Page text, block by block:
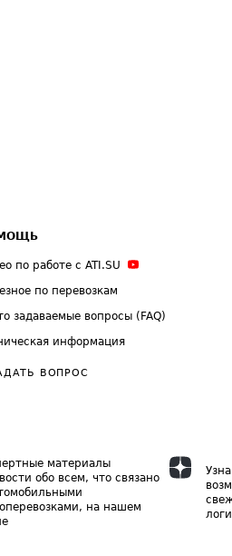
по работе с ATI.SU
по перевозкам
задаваемые вопросы (FAQ)
информация
ВОПРОС
материалы
обо всем, что связано
на нашем